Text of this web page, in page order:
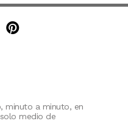
X (Twitter)
en TikTok
de Minuto30 en
Minuto30 en LinkedIn
Minuto30 en
minuto a minuto, en
medio de